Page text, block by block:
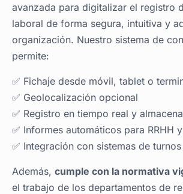
avanzada para digitalizar el registro
laboral de forma segura, intuitiva y
organización. Nuestro sistema de
permite:
✅ Fichaje desde móvil, tablet o
✅ Geolocalización opcional
✅ Registro en tiempo real y
✅ Informes automáticos para RRHH
✅ Integración con sistemas de
Además, cumple con la normativa
el trabajo de los departamentos de